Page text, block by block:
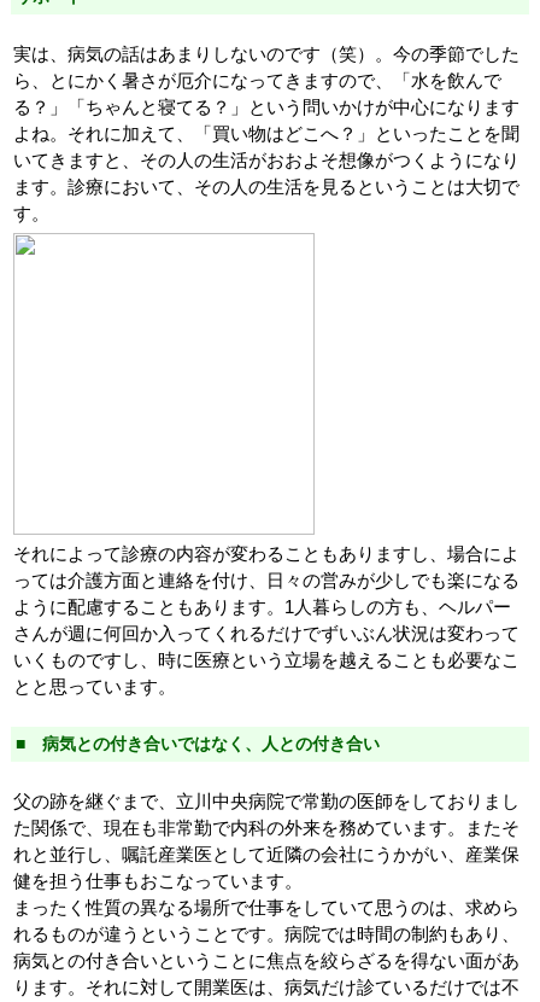
実は、病気の話はあまりしないのです（笑）。今の季節でした
ら、とにかく暑さが厄介になってきますので、「水を飲んで
る？」「ちゃんと寝てる？」という問いかけが中心になります
よね。それに加えて、「買い物はどこへ？」といったことを聞
いてきますと、その人の生活がおおよそ想像がつくようになり
ます。診療において、その人の生活を見るということは大切で
す。
それによって診療の内容が変わることもありますし、場合によ
っては介護方面と連絡を付け、日々の営みが少しでも楽になる
ように配慮することもあります。1人暮らしの方も、ヘルパー
さんが週に何回か入ってくれるだけでずいぶん状況は変わって
いくものですし、時に医療という立場を越えることも必要なこ
とと思っています。
■ 病気との付き合いではなく、人との付き合い
父の跡を継ぐまで、立川中央病院で常勤の医師をしておりまし
た関係で、現在も非常勤で内科の外来を務めています。またそ
れと並行し、嘱託産業医として近隣の会社にうかがい、産業保
健を担う仕事もおこなっています。
まったく性質の異なる場所で仕事をしていて思うのは、求めら
れるものが違うということです。病院では時間の制約もあり、
病気との付き合いということに焦点を絞らざるを得ない面があ
ります。それに対して開業医は、病気だけ診ているだけでは不